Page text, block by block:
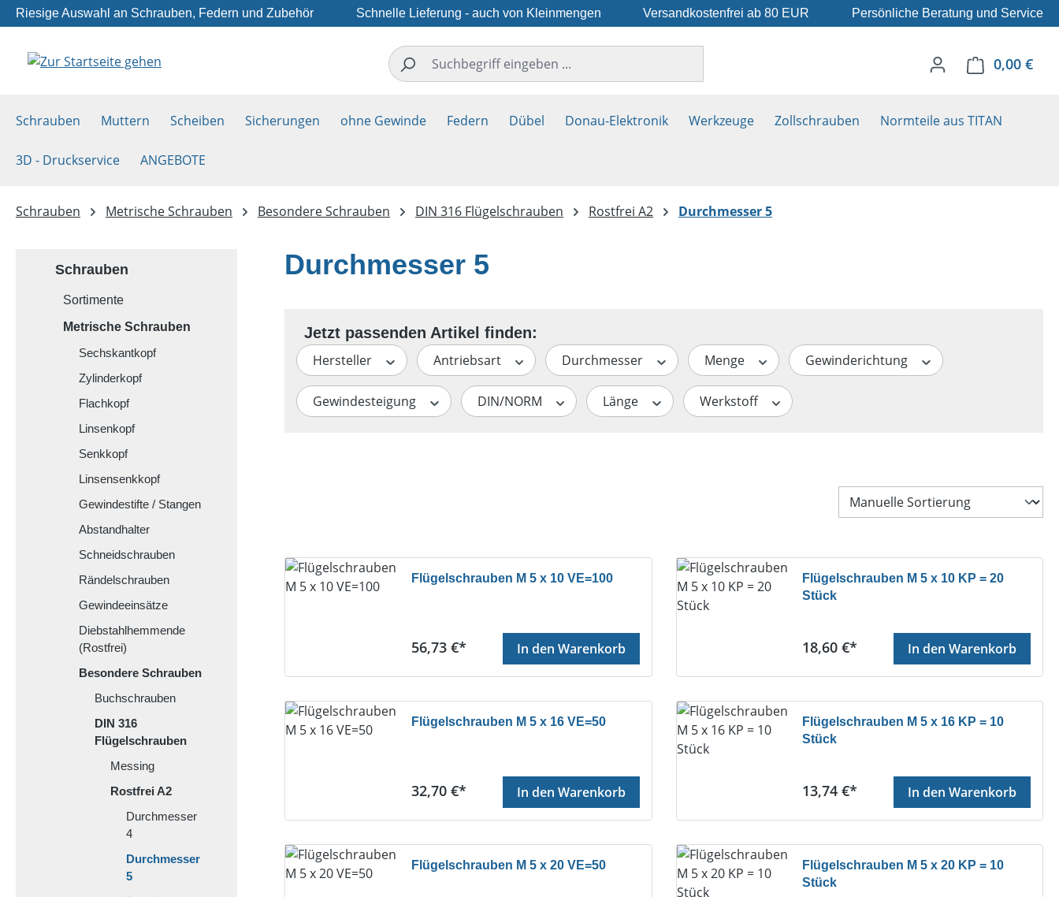
Hauptinhalt springen
Zur Suche springen
Zur Hauptnavigation springen
Riesige Auswahl an Schrauben, Federn und Zubehör Schnelle Lieferung - auch von Kleinmengen Versandkostenfrei ab 80 EUR Persönliche Beratung und Service
0,00 €
Schrauben Muttern Scheiben Sicherungen ohne Gewinde Federn Dübel Donau-Elektronik Werkzeuge Zollschrauben Normteile aus TITAN
3D - Druckservice ANGEBOTE
Schrauben Metrische Schrauben Besondere Schrauben DIN 316 Flügelschrauben Rostfrei A2 Durchmesser 5
Schrauben
Sortimente
Metrische Schrauben
Sechskantkopf
Zylinderkopf
Flachkopf
Linsenkopf
Senkkopf
Linsensenkkopf
Gewindestifte / Stangen
Abstandhalter
Schneidschrauben
Rändelschrauben
Gewindeeinsätze
Diebstahlhemmende
(Rostfrei)
Besondere Schrauben
Buchschrauben
DIN 316
Flügelschrauben
Messing
Rostfrei A2
Durchmesser
4
Durchmesser
5
Durchmesser 5
Hersteller Antriebsart Durchmesser Menge Gewinderichtung
Gewindesteigung DIN/NORM Länge Werkstoff
Flügelschrauben M 5 x 10 VE=100
Regulärer Preis:
56,73 €* In den Warenkorb
Flügelschrauben M 5 x 10 KP = 20
Stück
Regulärer Preis:
18,60 €* In den Warenkorb
Flügelschrauben M 5 x 16 VE=50
Regulärer Preis:
32,70 €* In den Warenkorb
Flügelschrauben M 5 x 16 KP = 10
Stück
Regulärer Preis:
13,74 €* In den Warenkorb
Flügelschrauben M 5 x 20 VE=50
Flügelschrauben M 5 x 20 KP = 10
Stück